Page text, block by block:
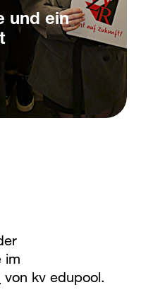
und ein
im
von kv edupool.